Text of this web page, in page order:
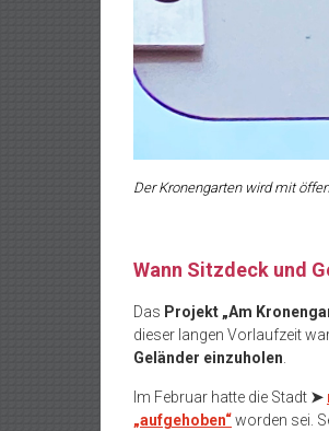
Der Kronengarten wird mit
Wann Sitzdeck und
Das Projekt „Am
dieser langen Vorlaufzeit
Geländer einzuholen
Im Februar hatte die Stadt ➤
„aufgehoben“worden sei.